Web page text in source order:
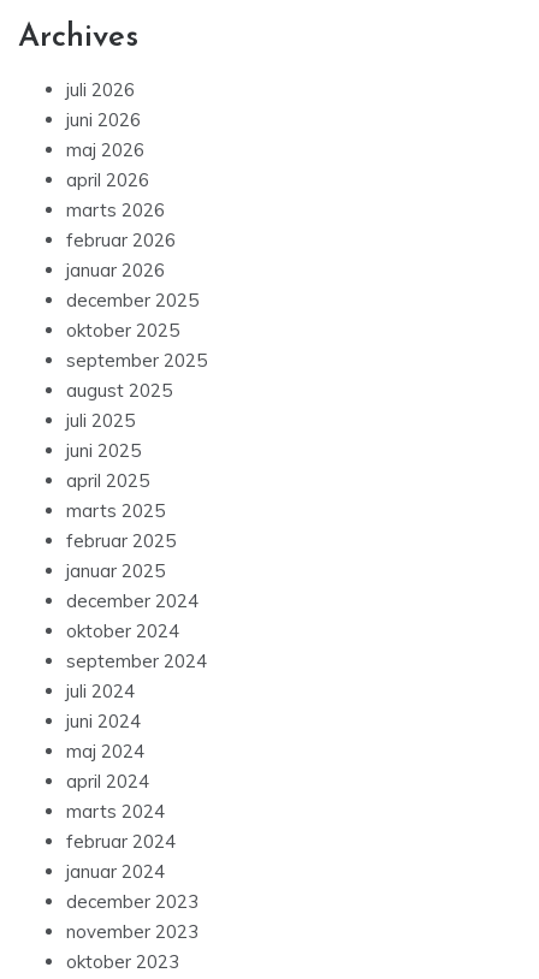
Archives
juli 2026
juni 2026
maj 2026
april 2026
marts 2026
februar 2026
januar 2026
december 2025
oktober 2025
september 2025
august 2025
juli 2025
juni 2025
april 2025
marts 2025
februar 2025
januar 2025
december 2024
oktober 2024
september 2024
juli 2024
juni 2024
maj 2024
april 2024
marts 2024
februar 2024
januar 2024
december 2023
november 2023
oktober 2023